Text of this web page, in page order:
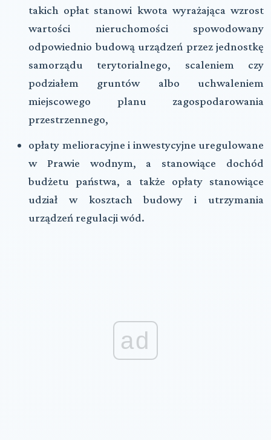
takich opłat stanowi kwota wyrażająca wzrost
wartości nieruchomości spowodowany
odpowiednio budową urządzeń przez jednostkę
samorządu terytorialnego, scaleniem czy
podziałem gruntów albo uchwaleniem
miejscowego planu zagospodarowania
przestrzennego,
opłaty melioracyjne i inwestycyjne uregulowane
w Prawie wodnym, a stanowiące dochód
budżetu państwa, a także opłaty stanowiące
udział w kosztach budowy i utrzymania
urządzeń regulacji wód.
ad